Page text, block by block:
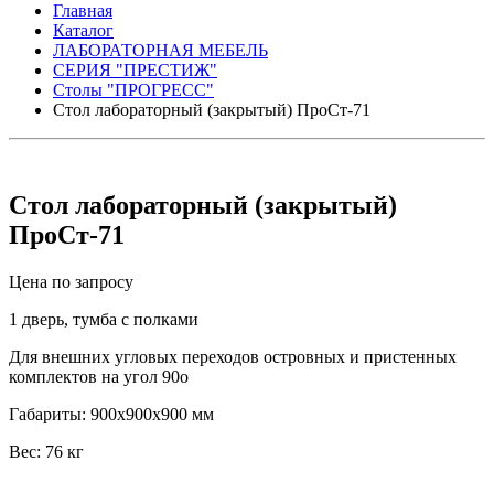
Главная
Каталог
ЛАБОРАТОРНАЯ МЕБЕЛЬ
СЕРИЯ "ПРЕСТИЖ"
Столы "ПРОГРЕСС"
Стол лабораторный (закрытый) ПроСт-71
Стол лабораторный (закрытый)
ПроСт-71
Цена по запросу
1 дверь, тумба с полками
Для внешних угловых переходов островных и пристенных
комплектов на угол 90о
Габариты: 900х900х900 мм
Вес: 76 кг